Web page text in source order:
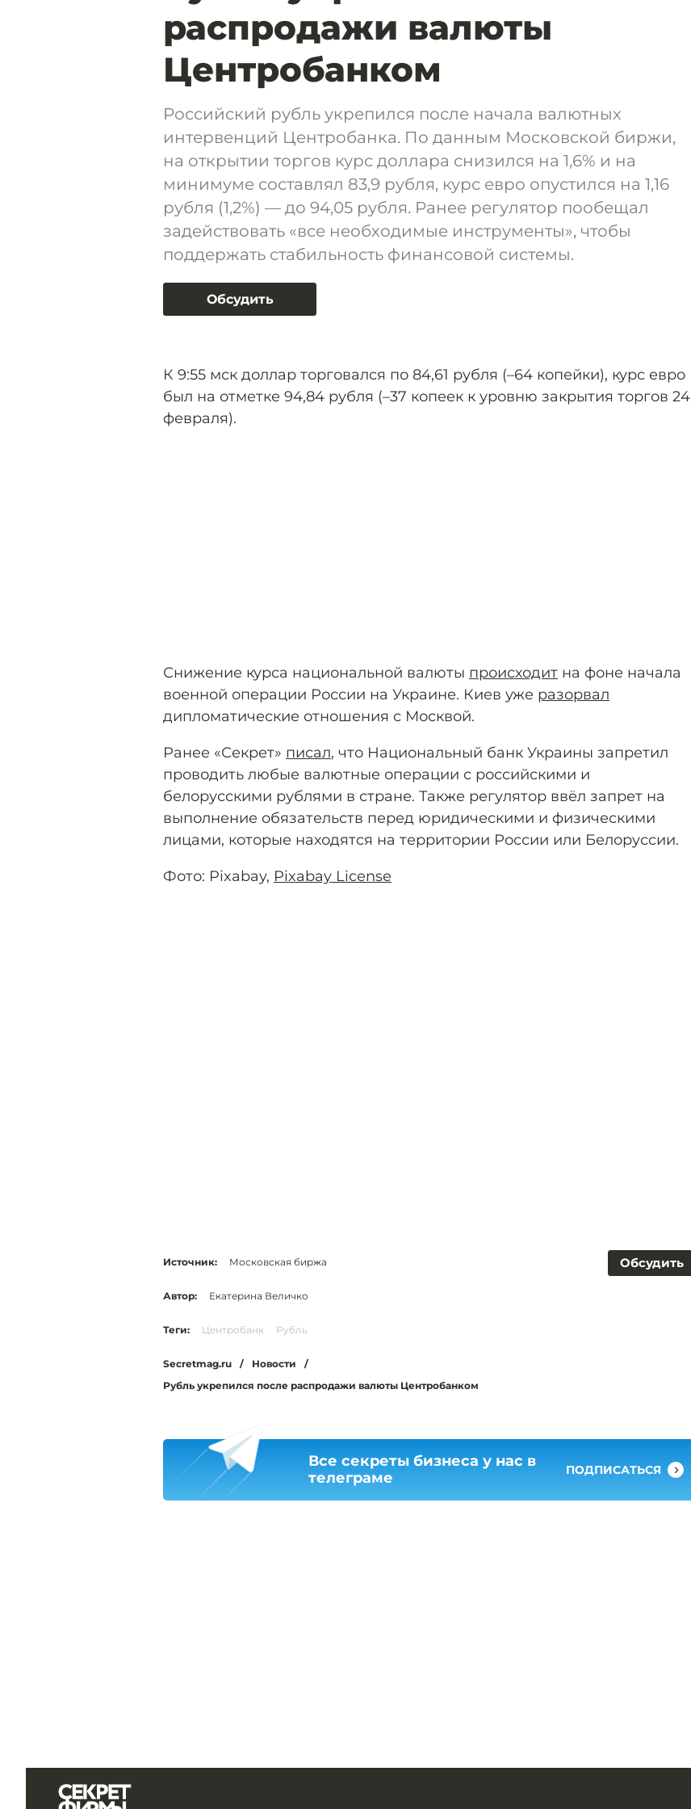
распродажи валюты
Центробанком
Российский рубль укрепился после начала валютных
интервенций Центробанка. По данным Московской биржи,
на открытии торгов курс доллара снизился на 1,6% и на
минимуме составлял 83,9 рубля, курс евро опустился на 1,16
рубля (1,2%) — до 94,05 рубля. Ранее регулятор пообещал
задействовать «все необходимые инструменты», чтобы
поддержать стабильность финансовой системы.
Обсудить
К 9:55 мск доллар торговался по 84,61 рубля (–64 копейки), курс евро
был на отметке 94,84 рубля (–37 копеек к уровню закрытия торгов 24
февраля).
Снижение курса национальной валюты происходит на фоне начала
военной операции России на Украине. Киев уже разорвал
дипломатические отношения с Москвой.
Ранее «Секрет» писал, что Национальный банк Украины запретил
проводить любые валютные операции с российскими и
белорусскими рублями в стране. Также регулятор ввёл запрет на
выполнение обязательств перед юридическими и физическими
лицами, которые находятся на территории России или Белоруссии.
Фото: Pixabay, Pixabay License
Обсудить
Источник: Московская биржа
Автор: Екатерина Величко
Теги: Центробанк Рубль
Secretmag.ru / Новости
/
Рубль укрепился после распродажи валюты Центробанком
Все секреты бизнеса у нас в
телеграме
ПОДПИСАТЬСЯ